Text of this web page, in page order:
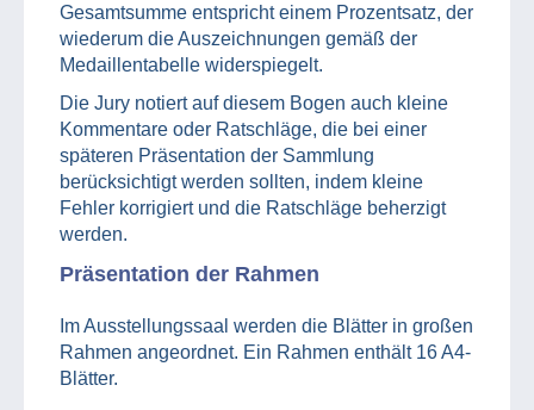
Gesamtsumme entspricht einem Prozentsatz, der
wiederum die Auszeichnungen gemäß der
Medaillentabelle widerspiegelt.
Die Jury notiert auf diesem Bogen auch kleine
Kommentare oder Ratschläge, die bei einer
späteren Präsentation der Sammlung
berücksichtigt werden sollten, indem kleine
Fehler korrigiert und die Ratschläge beherzigt
werden.
Präsentation der Rahmen
Im Ausstellungssaal werden die Blätter in großen
Rahmen angeordnet. Ein Rahmen enthält 16 A4-
Blätter.